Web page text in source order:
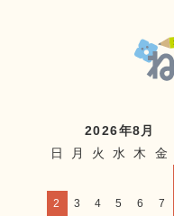
2026年8月
日
月 火 水 木 金
2 3 4 5 6 7